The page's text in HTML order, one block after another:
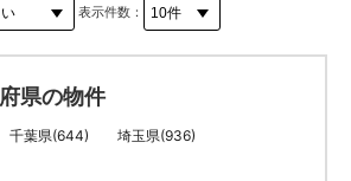
表示件数：
県の物件
千葉県(644) 埼玉県(936)